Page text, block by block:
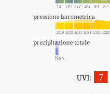
56 65 57 46 39 37
pressione barometrica
1019 1020 1021 1021 1020 1020
precipitazione totale
NaN
UVI: 7